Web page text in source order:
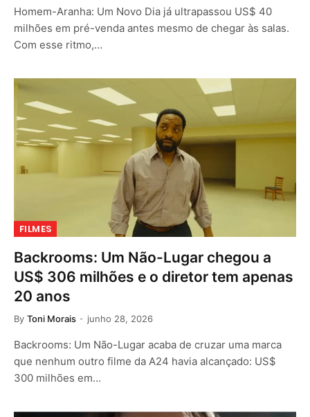
Homem-Aranha: Um Novo Dia já ultrapassou US$ 40
milhões em pré-venda antes mesmo de chegar às salas.
Com esse ritmo,…
FILMES
Backrooms: Um Não-Lugar chegou a
US$ 306 milhões e o diretor tem apenas
20 anos
By Toni Morais junho 28, 2026
Backrooms: Um Não-Lugar acaba de cruzar uma marca
que nenhum outro filme da A24 havia alcançado: US$
300 milhões em…